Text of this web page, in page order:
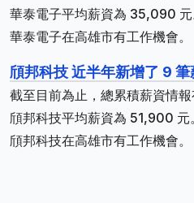
華泰電子平均薪資為 35,090 元
華泰電子在高雄市有工作機會。
頎邦科技 近半年新增了 9 筆
截至目前為止，總累積薪資情
頎邦科技平均薪資為 51,900 元。
頎邦科技在高雄市有工作機會。